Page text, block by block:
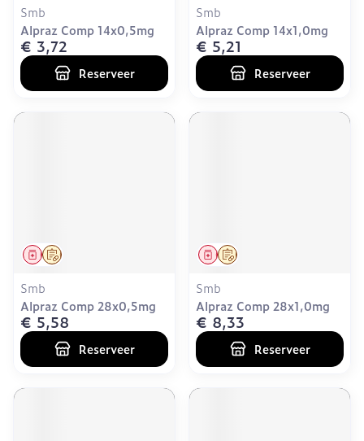
Smb
Alpraz Comp 14x0,5mg
€ 3,72
Reserveer
Smb
Alpraz Comp 14x1,0mg
€ 5,21
Reserveer
Op voorschrift
Geneesmiddel
Smb
Alpraz Comp 28x0,5mg
€ 5,58
Reserveer
Op voorschrift
Geneesmiddel
Smb
Alpraz Comp 28x1,0mg
€ 8,33
Reserveer